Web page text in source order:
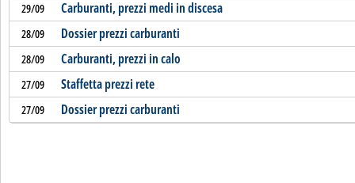
29/09 Carburanti, prezzi medi in discesa
28/09 Dossier prezzi carburanti
28/09 Carburanti, prezzi in calo
27/09 Staffetta prezzi rete
27/09 Dossier prezzi carburanti